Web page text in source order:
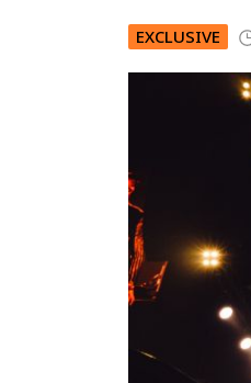
EXCLUSIVE